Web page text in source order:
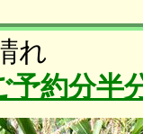
れ
約分半